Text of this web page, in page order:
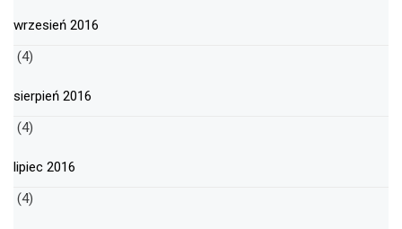
wrzesień 2016
(4)
sierpień 2016
(4)
lipiec 2016
(4)